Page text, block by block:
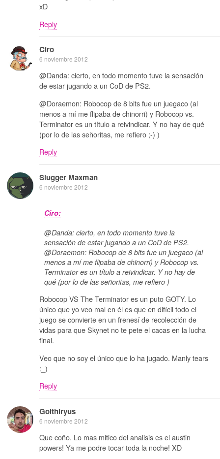
xD
Reply
Ciro
6 noviembre 2012
@Danda: cierto, en todo momento tuve la sensación
de estar jugando a un CoD de PS2.
@Doraemon: Robocop de 8 bits fue un juegaco (al
menos a mí me flipaba de chinorri) y Robocop vs.
Terminator es un título a reivindicar. Y no hay de qué
(por lo de las señoritas, me refiero ;-) )
Reply
Slugger Maxman
6 noviembre 2012
Ciro:
@Danda: cierto, en todo momento tuve la
sensación de estar jugando a un CoD de PS2.
@Doraemon: Robocop de 8 bits fue un juegaco (al
menos a mí me flipaba de chinorri) y Robocop vs.
Terminator es un título a reivindicar. Y no hay de
qué (por lo de las señoritas, me refiero )
Robocop VS The Terminator es un puto GOTY. Lo
único que yo veo mal en él es que en difícil todo el
juego se convierte en un frenesí de recolección de
vidas para que Skynet no te pete el cacas en la lucha
final.
Veo que no soy el único que lo ha jugado. Manly tears
:_)
Reply
Golthiryus
6 noviembre 2012
Que coño. Lo mas mitico del analisis es el austin
powers! Ya me podre tocar toda la noche! XD